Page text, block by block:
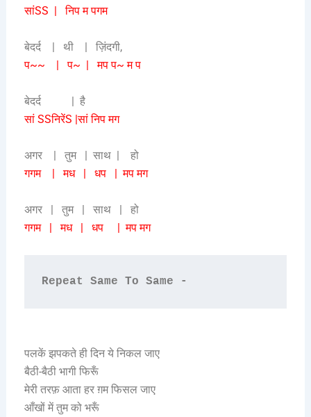
सांSS | निप म पगम
बेदर्द | थी | ज़िंदगी,
प~~ | प~ | मप प~ म प
बेदर्द | है
सां SSनिरेंS |सां निप मग
अगर | तुम | साथ | हो
गगम | मध | धप | मप मग
अगर | तुम | साथ | हो
गगम | मध | धप | मप मग
Repeat Same To Same -
पलकें झपकते ही दिन ये निकल जाए
बैठी-बैठी भागी फिरूँ
मेरी तरफ़ आता हर ग़म फिसल जाए
आँखों में तुम को भरूँ